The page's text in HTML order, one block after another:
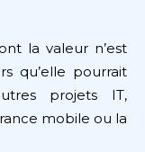
la valeur n’est
qu’elle pourrait
projets IT,
mobile ou la